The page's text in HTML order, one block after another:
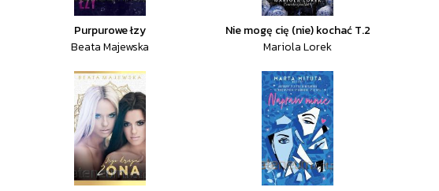
Purpurowe łzy
Beata Majewska
Nie mogę cię (nie) kochać T.2
Mariola Lorek